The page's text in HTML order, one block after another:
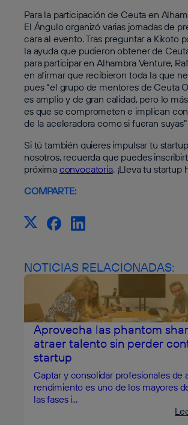
Para la participación de Ceuta en
El Ángulo organizó varias jornadas de
cara al evento. Tras preguntar a Kikoto
la ayuda que pudieron obtener de
para participar en Alhambra Venture,
en afirmar que recibieron toda la que
pues “el grupo de mentores de Ceuta
es amplio y de gran calidad, pero lo
es que se comprometen e implican
de la aceleradora como si fueran
Si tú también quieres impulsar tu
nosotros, recuerda que puedes
próxima convocatoria. ¡Lleva tu startup
COMPARTE:
NOTICIAS RELACIONADAS:
Aprovecha las phantom
atraer talento sin perder
startup
Captar y consolidar profesionales de
rendimiento es uno de los mayores
las fases i...